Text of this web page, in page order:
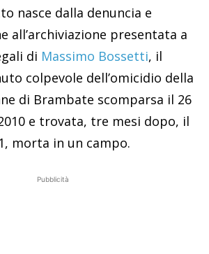
nasce dalla denuncia e
all’archiviazione presentata a
di Massimo Bossetti, il
colpevole dell’omicidio della
di Brambate scomparsa il 26
e trovata, tre mesi dopo, il
morta in un campo.
Pubblicità